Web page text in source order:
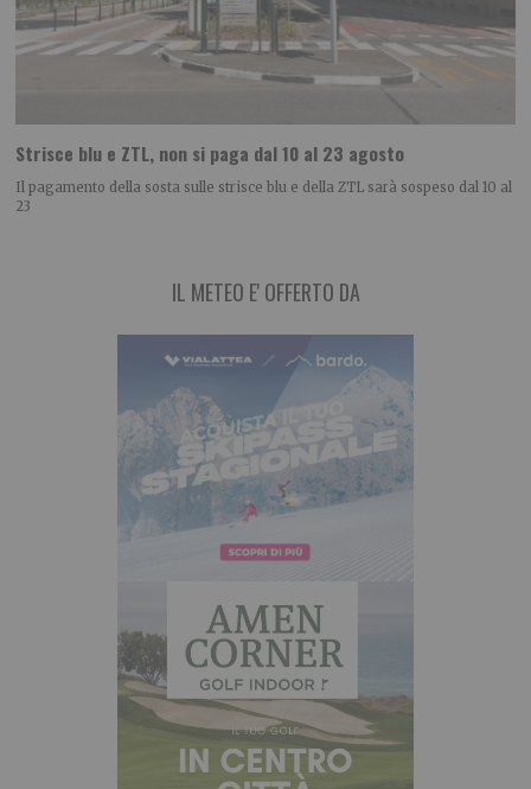
Strisce blu e ZTL, non si paga dal 10 al 23 agosto
Il pagamento della sosta sulle strisce blu e della ZTL sarà sospeso dal 10 al
23
IL METEO E' OFFERTO DA